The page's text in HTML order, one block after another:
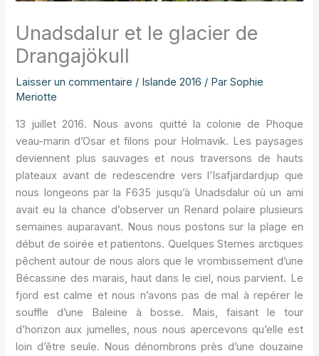
Unadsdalur et le glacier de
Drangajökull
Laisser un commentaire / Islande 2016 / ParSophie
Meriotte
13 juillet 2016. Nous avons quitté la colonie de Phoque
veau-marin d’Osar et filons pour Holmavik. Les paysages
deviennent plus sauvages et nous traversons de hauts
plateaux avant de redescendre vers l’Isafjardardjup que
nous longeons par la F635 jusqu’à Unadsdalur où un ami
avait eu la chance d’observer un Renard polaire plusieurs
semaines auparavant. Nous nous postons sur la plage en
début de soirée et patientons. Quelques Sternes arctiques
pêchent autour de nous alors que le vrombissement d’une
Bécassine des marais, haut dans le ciel, nous parvient. Le
fjord est calme et nous n’avons pas de mal à repérer le
souffle d’une Baleine à bosse. Mais, faisant le tour
d’horizon aux jumelles, nous nous apercevons qu’elle est
loin d’être seule. Nous dénombrons près d’une douzaine